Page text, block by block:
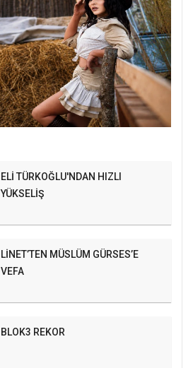
ELİ TÜRKOĞLU'NDAN HIZLI
YÜKSELİŞ
LİNET’TEN MÜSLÜM GÜRSES’E
VEFA
BLOK3 REKOR